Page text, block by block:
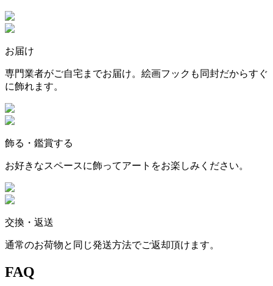
お届け
専門業者がご自宅までお届け。絵画フックも同封だからすぐ
に飾れます。
飾る・鑑賞する
お好きなスペースに飾ってアートをお楽しみください。
交換・返送
通常のお荷物と同じ発送方法でご返却頂けます。
FAQ